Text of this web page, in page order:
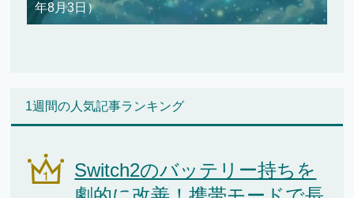
年8月3日）
1週間の人気記事ランキング
Switch2のバッテリー持ちを